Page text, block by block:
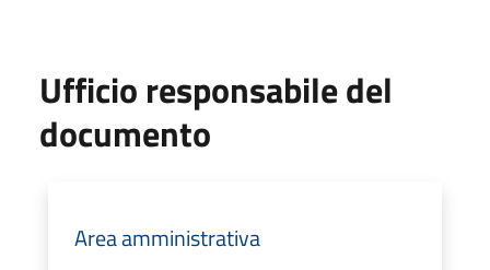
Ufficio responsabile del
documento
Area amministrativa